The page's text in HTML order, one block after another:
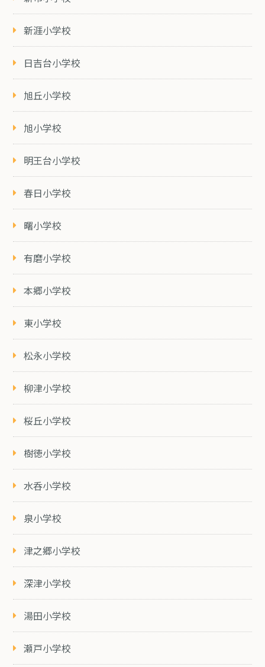
新涯小学校
日吉台小学校
旭丘小学校
旭小学校
明王台小学校
春日小学校
曙小学校
有磨小学校
本郷小学校
東小学校
松永小学校
柳津小学校
桜丘小学校
樹徳小学校
水呑小学校
泉小学校
津之郷小学校
深津小学校
湯田小学校
瀬戸小学校